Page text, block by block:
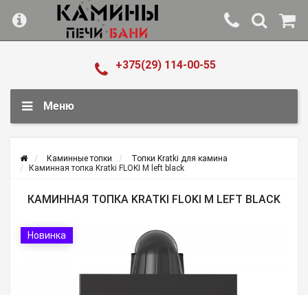
+375(29) 114-00-55
Меню
Каминные топки
Топки Kratki для камина
Каминная топка Kratki FLOKI M left black
КАМИННАЯ ТОПКА KRATKI FLOKI M LEFT BLACK
Новинка